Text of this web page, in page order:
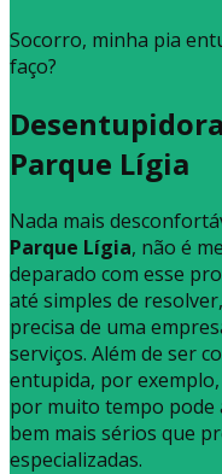
Socorro, minha pia
faço?
Parque Lígia
Nada mais
Parque Lígia, não é
deparado com esse
até simples de
precisa de uma
serviços. Além de ser
entupida, por
por muito tempo pode
bem mais sérios que
especializadas.